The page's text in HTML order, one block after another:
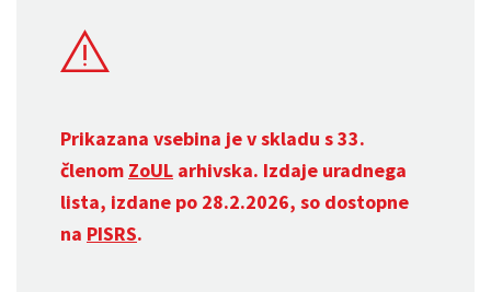
Prikazana vsebina je v skladu s 33.
členom ZoUL arhivska. Izdaje uradnega
lista, izdane po 28.2.2026, so dostopne
na PISRS.